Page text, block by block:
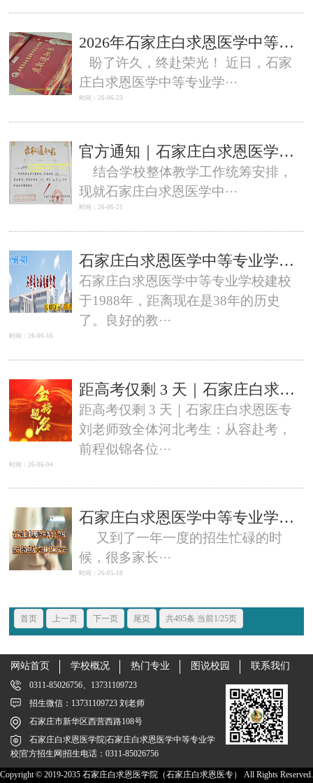
2026年石家庄白求恩医学中等专业学校第一批通知书发出
盼了许久，终赴荣光！ 近日，石家
庄白求恩医学中等专业学···
时间：26-06-23
官方通知｜石家庄白求恩医学中等专业学校2026秋季新生开学时间、入学须知完整版
结合学校整体教学工作统筹安排，
现就石家庄白求恩医学中···
时间：26-06-21
石家庄白求恩医学中等专业学校建校多少年了？
石家庄白求恩医学中等专业学校建校
于1988年，距离现在是38年的历史
了。良好的教···
时间：26-06-16
距高考仅剩 3 天｜石家庄白求恩医专刘老师致全体河北考生：从容赴考，前程似锦
距高考仅剩 3 天｜石家庄白求恩医专
刘老师致全体河北考生：从容赴考，
前程似锦各位···
时间：26-06-04
石家庄白求恩医学中等专业学校官方招生办电话0311-85026756
又到了一年一度的招生忙碌的时
候，很多家长···
时间：26-05-18
首页 上一页 下一页 尾页 共495条 当前1/25页
网站首页 学校概况 热门专业 图说校园 联系我们
0311-85026756、13731109723
招生微信：13731109723 刘老师
石家庄市新华区西营西路108号
石家庄白求恩医学院|石家庄白求恩医学中等专业学
校|官方招生网|招生电话：0311-85026756
Copyright © 2019-2035 石家庄白求恩医学院（石家庄白求恩医专） All Rights Reserved.